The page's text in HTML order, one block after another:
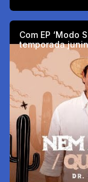
Com EP ‘Modo
temporada